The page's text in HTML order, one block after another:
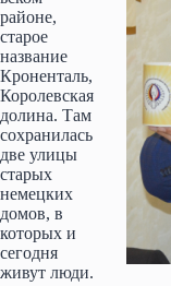
районе,
старое
название
Кроненталь,
Королевская
долина. Там
сохранилась
две улицы
старых
немецких
домов, в
которых и
сегодня
живут люди.